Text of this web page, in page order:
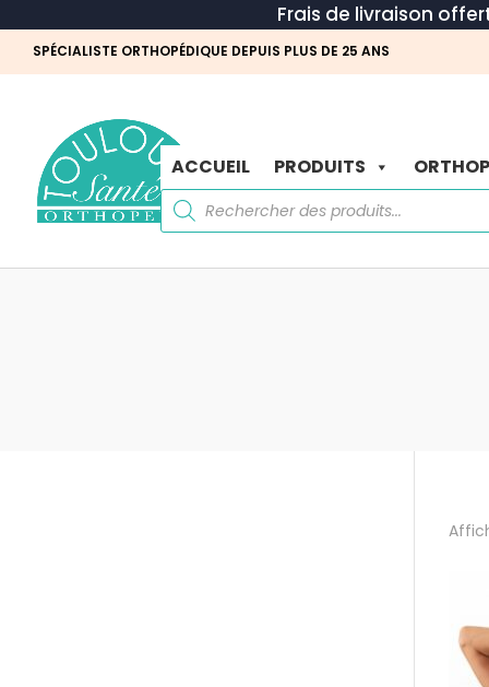
Frais de livraison
SPÉCIALISTE ORTHOPÉDIQUE DEPUIS PLUS DE 25 ANS
ACCUEIL PRODUITS
Recherche
de
produits